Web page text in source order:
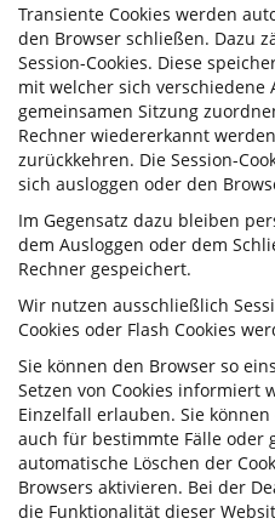
Transiente Cookies werden
den Browser schließen. Dazu
Session-Cookies. Diese
mit welcher sich verschiedene
gemeinsamen Sitzung
Rechner wiedererkannt
zurückkehren. Die Session-
sich ausloggen oder den
Im Gegensatz dazu bleiben
dem Ausloggen oder dem
Rechner gespeichert.
Wir nutzen ausschließlich
Cookies oder Flash Cookies
Sie können den Browser so
Setzen von Cookies informiert
Einzelfall erlauben. Sie
auch für bestimmte Fälle oder
automatische Löschen der
Browsers aktivieren. Bei der
die Funktionalität dieser